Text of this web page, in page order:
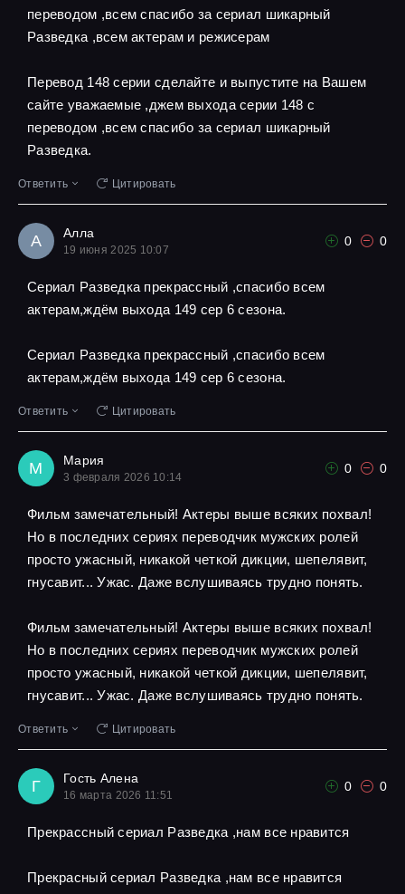
переводом ,всем спасибо за сериал шикарный
Разведка ,всем актерам и режисерам
Перевод 148 серии сделайте и выпустите на Вашем
сайте уважаемые ,джем выхода серии 148 с
переводом ,всем спасибо за сериал шикарный
Разведка.
Ответить Цитировать
А Алла
19 июня 2025 10:07
0 0
Сериал Разведка прекрассный ,спасибо всем
актерам,ждём выхода 149 сер 6 сезона.
Сериал Разведка прекрассный ,спасибо всем
актерам,ждём выхода 149 сер 6 сезона.
Ответить Цитировать
М Мария
3 февраля 2026 10:14
0 0
Фильм замечательный! Актеры выше всяких похвал!
Но в последних сериях переводчик мужских ролей
просто ужасный, никакой четкой дикции, шепелявит,
гнусавит... Ужас. Даже вслушиваясь трудно понять.
Фильм замечательный! Актеры выше всяких похвал!
Но в последних сериях переводчик мужских ролей
просто ужасный, никакой четкой дикции, шепелявит,
гнусавит... Ужас. Даже вслушиваясь трудно понять.
Ответить Цитировать
Г Гость Алена
16 марта 2026 11:51
0 0
Прекрассный сериал Разведка ,нам все нравится
Прекрасный сериал Разведка ,нам все нравится